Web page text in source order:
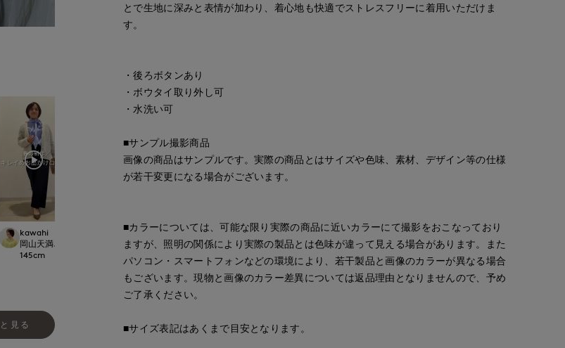
kawahi
岡山天満屋7-IDconcept.
145cm
岡山天満屋7-IDconcept.
kawahi
岡山天満屋7-IDconcept.
見る
とで生地に深みと表情が加わり、着心地も快適でストレスフリーに着用いただけま
す。
・後ろボタンあり
・ボウタイ取り外し可
・水洗い可
■サンプル撮影商品
画像の商品はサンプルです。実際の商品とはサイズや色味、素材、デザイン等の仕様
が若干変更になる場合がございます。
■カラーについては、可能な限り実際の商品に近いカラーにて撮影をおこなっており
ますが、照明の関係により実際の製品とは色味が違って見える場合があります。また
パソコン・スマートフォンなどの環境により、若干製品と画像のカラーが異なる場合
もございます。現物と画像のカラー差異については返品理由となりませんので、予め
ご了承ください。
■サイズ表記はあくまで目安となります。